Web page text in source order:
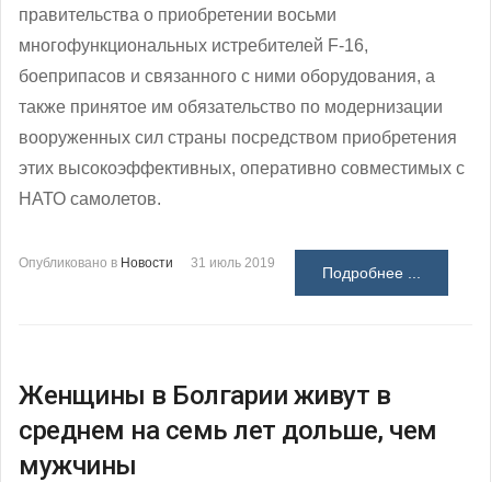
правительства о приобретении восьми
многофункциональных истребителей F-16,
боеприпасов и связанного с ними оборудования, а
также принятое им обязательство по модернизации
вооруженных сил страны посредством приобретения
этих высокоэффективных, оперативно совместимых с
НАТО самолетов.
Опубликовано в Новости 31 июль 2019
Подробнее ...
Женщины в Болгарии живут в
среднем на семь лет дольше, чем
мужчины